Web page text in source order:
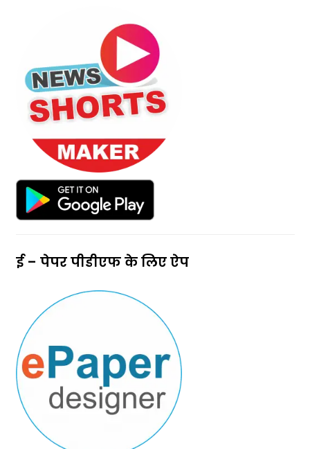
ई – पेपर पीडीएफ के लिए ऐप